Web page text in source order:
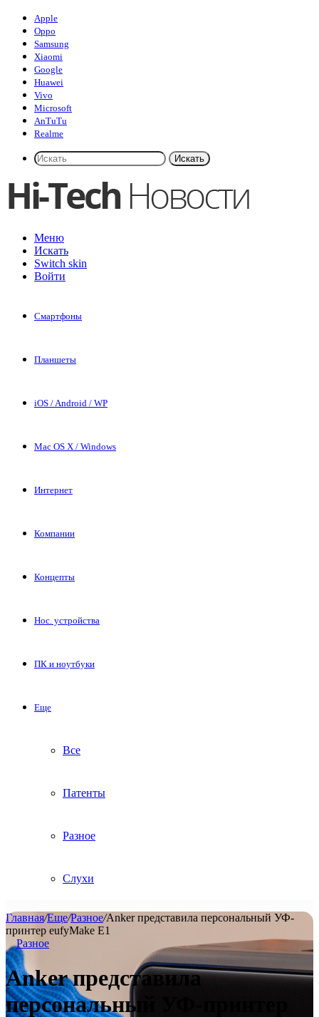
Apple
Oppo
Samsung
Xiaomi
Google
Huawei
Vivo
Microsoft
AnTuTu
Realme
Искать
Меню
Искать
Switch skin
Войти
Смартфоны
Планшеты
iOS / Android / WP
Mac OS X / Windows
Интернет
Компании
Концепты
Нос. устройства
ПК и ноутбуки
Еще
Все
Патенты
Разное
Слухи
Главная/Еще/Разное/Anker представила персональный УФ-
принтер eufyMake E1
Разное
Anker представила
персональный УФ-принтер